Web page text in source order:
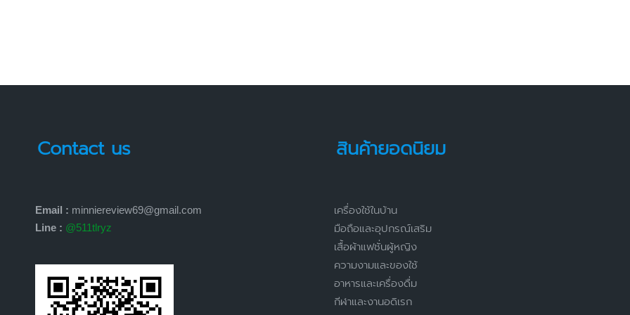
Contact us
Email : minniereview69@gmail.com
Line : @511tlryz
สินค้ายอดนิยม
เครื่องใช้ในบ้าน
มือถือและอุปกรณ์เสริม
เสื้อผ้าแฟชั่นผู้หญิง
ความงามและของใช้
อาหารและเครื่องดื่ม
กีฬาและงานอดิเรก